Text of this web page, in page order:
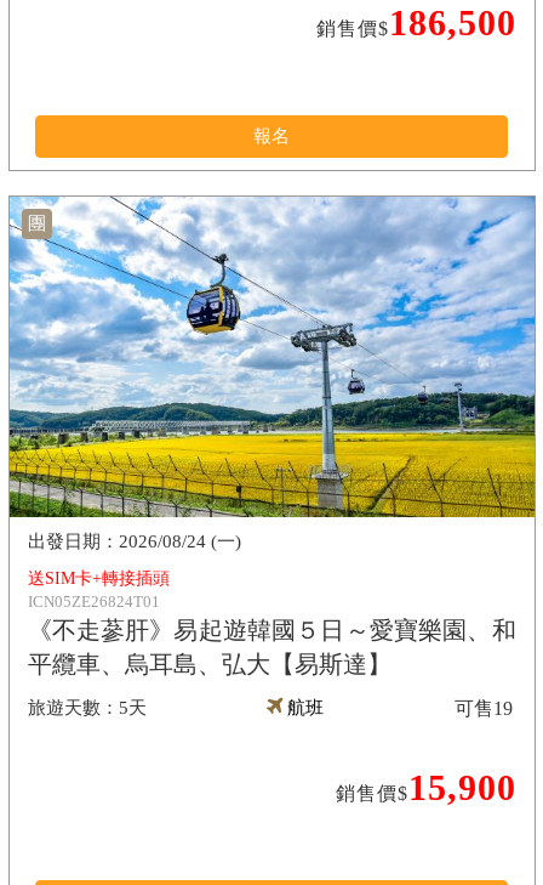
銷售價$186,500
報名
團
送SIM卡+轉接插頭
ICN05ZE26824T01
《不走蔘肝》易起遊韓國５日～愛寶樂園、和
平纜車、烏耳島、弘大【易斯達】
5天
2026/08/24 (一)
航班
銷售價$15,900
可售19